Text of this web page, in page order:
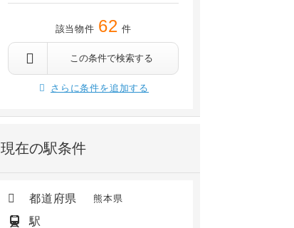
該当物件 62 件
この条件で検索する
さらに条件を追加する
現在の駅条件
都道府県 熊本県
駅
大野下 徒歩28分玉名 徒歩50分
5.3万円/ 3,000円
2階 /2009年01月